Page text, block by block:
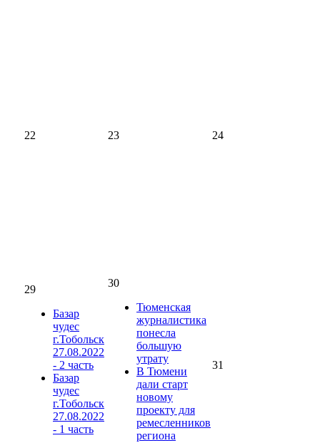
22 23 24
29
Базар
чудес
г.Тобольск
27.08.2022
- 2 часть
Базар
чудес
г.Тобольск
27.08.2022
- 1 часть
30
Тюменская
журналистика
понесла
большую
утрату
В Тюмени
дали старт
новому
проекту для
ремесленников
региона
31